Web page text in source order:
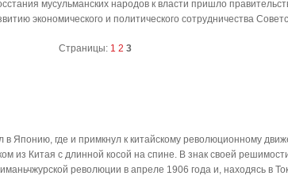
мусульманских народов к власти пришло
экономического и политического сотрудничества
Страницы: 1 2 3
в Японию, где и примкнул к китайскому революционному
из Китая с длинной косой на спине. В знак своей
революции в апреле 1906 года и, находясь в